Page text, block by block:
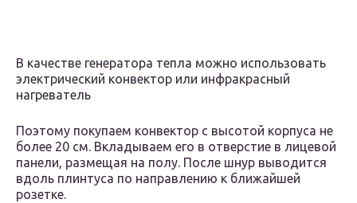
В качестве генератора тепла можно использовать
электрический конвектор или инфракрасный
нагреватель
Поэтому покупаем конвектор с высотой корпуса не
более 20 см. Вкладываем его в отверстие в лицевой
панели, размещая на полу. После шнур выводится
вдоль плинтуса по направлению к ближайшей
розетке.